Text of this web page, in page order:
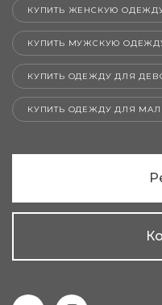
КУПИТЬ ЖЕНСКУЮ
КУПИТЬ МУЖСКУЮ
КУПИТЬ ОДЕЖДУ ДЛЯ
КУПИТЬ ОДЕЖДУ ДЛЯ